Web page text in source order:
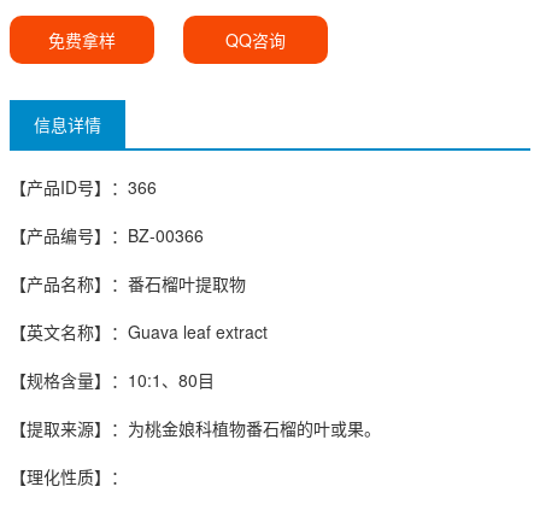
免费拿样 QQ咨询
信息详情
【产品ID号】：366
【产品编号】：BZ-00366
【产品名称】：番石榴叶提取物
【英文名称】：Guava leaf extract
【规格含量】：10:1、80目
【提取来源】：为桃金娘科植物番石榴的叶或果。
【理化性质】：